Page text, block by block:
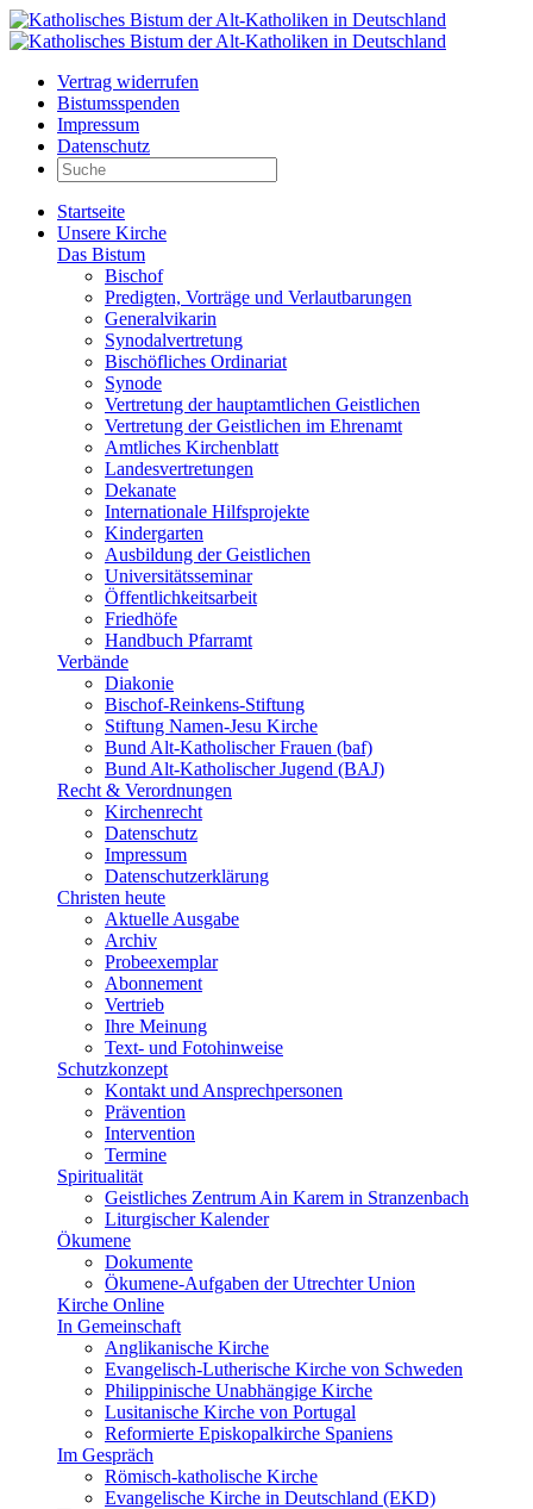
Vertrag widerrufen
Bistumsspenden
Impressum
Datenschutz
Startseite
Unsere Kirche
Das Bistum
Bischof
Predigten, Vorträge und Verlautbarungen
Generalvikarin
Synodalvertretung
Bischöfliches Ordinariat
Synode
Vertretung der hauptamtlichen Geistlichen
Vertretung der Geistlichen im Ehrenamt
Amtliches Kirchenblatt
Landesvertretungen
Dekanate
Internationale Hilfsprojekte
Kindergarten
Ausbildung der Geistlichen
Universitätsseminar
Öffentlichkeitsarbeit
Friedhöfe
Handbuch Pfarramt
Verbände
Diakonie
Bischof-Reinkens-Stiftung
Stiftung Namen-Jesu Kirche
Bund Alt-Katholischer Frauen (baf)
Bund Alt-Katholischer Jugend (BAJ)
Recht & Verordnungen
Kirchenrecht
Datenschutz
Impressum
Datenschutzerklärung
Christen heute
Aktuelle Ausgabe
Archiv
Probeexemplar
Abonnement
Vertrieb
Ihre Meinung
Text- und Fotohinweise
Schutzkonzept
Kontakt und Ansprechpersonen
Prävention
Intervention
Termine
Spiritualität
Geistliches Zentrum Ain Karem in Stranzenbach
Liturgischer Kalender
Ökumene
Dokumente
Ökumene-Aufgaben der Utrechter Union
Kirche Online
In Gemeinschaft
Anglikanische Kirche
Evangelisch-Lutherische Kirche von Schweden
Philippinische Unabhängige Kirche
Lusitanische Kirche von Portugal
Reformierte Episkopalkirche Spaniens
Im Gespräch
Römisch-katholische Kirche
Evangelische Kirche in Deutschland (EKD)